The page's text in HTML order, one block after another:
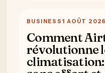
BUSINESS 1 AOÛT 2026
Comment
révolutionne